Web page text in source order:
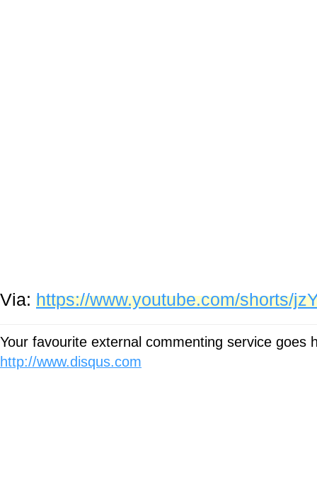
Via: https://www.youtube.com/shorts/
Your favourite external commenting service goes
http://www.disqus.com